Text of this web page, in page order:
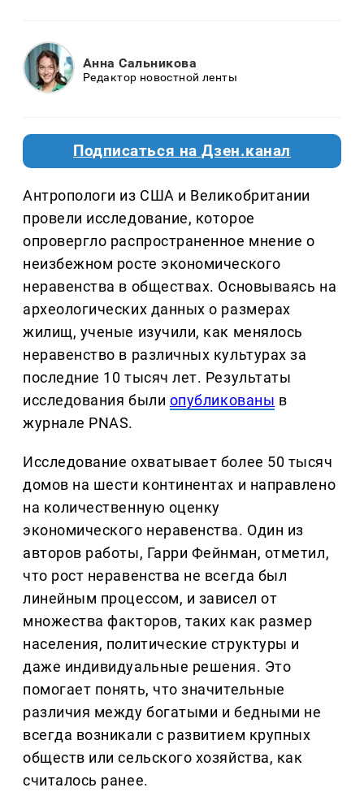
Анна Сальникова
Редактор новостной ленты
Подписаться на Дзен.канал
Антропологи из США и Великобритании
провели исследование, которое
опровергло распространенное мнение о
неизбежном росте экономического
неравенства в обществах. Основываясь на
археологических данных о размерах
жилищ, ученые изучили, как менялось
неравенство в различных культурах за
последние 10 тысяч лет. Результаты
исследования были опубликованы в
журнале PNAS.
Исследование охватывает более 50 тысяч
домов на шести континентах и направлено
на количественную оценку
экономического неравенства. Один из
авторов работы, Гарри Фейнман, отметил,
что рост неравенства не всегда был
линейным процессом, и зависел от
множества факторов, таких как размер
населения, политические структуры и
даже индивидуальные решения. Это
помогает понять, что значительные
различия между богатыми и бедными не
всегда возникали с развитием крупных
обществ или сельского хозяйства, как
считалось ранее.